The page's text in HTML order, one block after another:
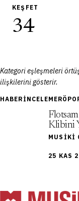
KEŞFET
34
Kategori eşleşmeleri
ilişkilerini gösterir.
HABER İNCELEME
25 KAS
Klibini
MUSIKI